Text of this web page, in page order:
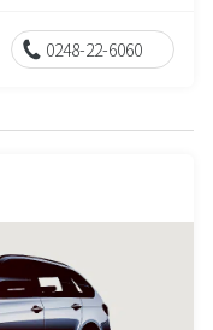
0248-22-6060